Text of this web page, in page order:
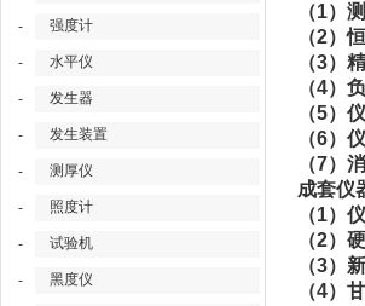
- 强度计
- 水平仪
- 发生器
- 发生装置
- 测厚仪
- 照度计
- 试验机
- 黑度仪
（1）
（2）
（3）
（4）
（5）
（6）
（7）
成套仪
（2
（3）
（4）